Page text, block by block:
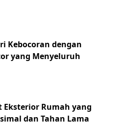
Kebocoran dengan
yang Menyeluruh
Eksterior Rumah yang
dan Tahan Lama